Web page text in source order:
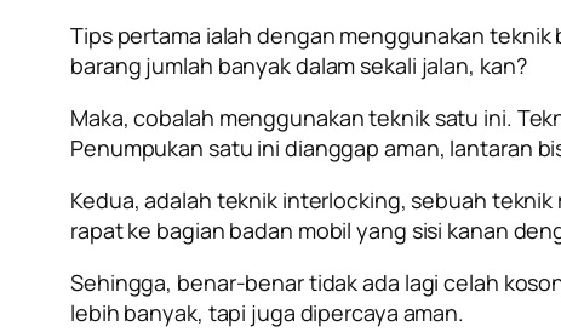
Tips pertama ialah dengan menggunakan
barang jumlah banyak dalam sekali jalan, kan?
Maka, cobalah menggunakan teknik satu ini.
Penumpukan satu ini dianggap aman, lantaran
Kedua, adalah teknik interlocking, sebuah
rapat ke bagian badan mobil yang sisi kanan
Sehingga, benar-benar tidak ada lagi celah
lebih banyak, tapi juga dipercaya aman.